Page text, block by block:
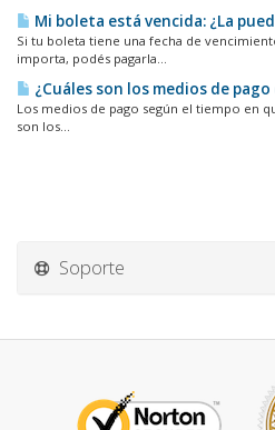
Mi boleta está vencida: ¿La
Si tu boleta tiene una fecha de
importa, podés pagarla...
¿Cuáles son los medios de
Los medios de pago según el tiempo en
son los...
Soporte